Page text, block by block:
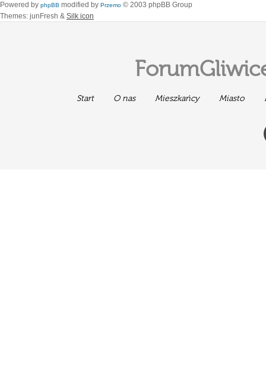
Powered by phpBB modified by Przemo © 2003 phpBB Group
Themes: junFresh & Silk icon
Start O nas Mieszkańcy Miasto